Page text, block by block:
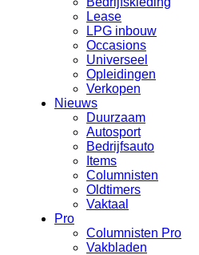
Lease
LPG inbouw
Occasions
Universeel
Opleidingen
Verkopen
Nieuws
Duurzaam
Autosport
Bedrijfsauto
Items
Columnisten
Oldtimers
Vaktaal
Pro
Columnisten Pro
Vakbladen